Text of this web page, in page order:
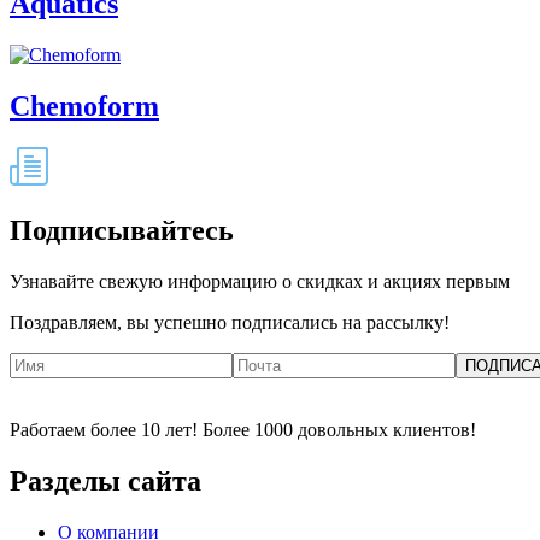
Chemoform
Подписывайтесь
Узнавайте свежую информацию о скидках и акциях первым
Поздравляем, вы успешно подписались на рассылку!
Работаем более 10 лет! Более 1000 довольных клиентов!
Разделы сайта
О компании